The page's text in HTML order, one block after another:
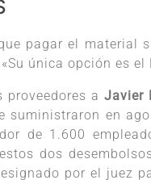
pagar el material
única opción es
a Javier
suministraron en
de 1.600
dos
por el juez